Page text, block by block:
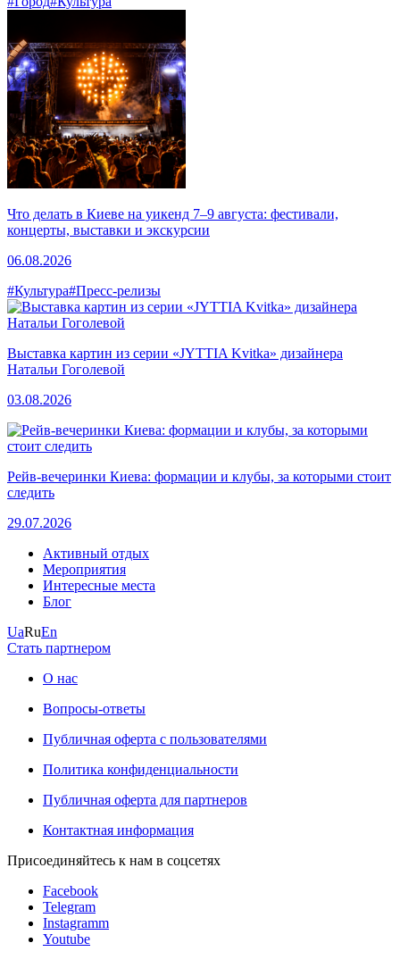
Что делать в Киеве на уикенд 7–9 августа: фестивали,
концерты, выставки и экскурсии
06.08.2026
#Культура#Пресс-релизы
Выставка картин из серии «JYTTIA Kvitka» дизайнера
Натальи Гоголевой
03.08.2026
Рейв-вечеринки Киева: формации и клубы, за которыми стоит
следить
29.07.2026
Активный отдых
Мероприятия
Интересные места
Блог
UaRuEn
Стать партнером
О нас
Вопросы-ответы
Публичная оферта с пользователями
Политика конфиденциальности
Публичная оферта для партнеров
Контактная информация
Присоединяйтесь к нам в соцсетях
Facebook
Telegram
Instagramm
Youtube